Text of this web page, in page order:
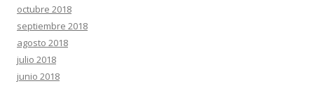
octubre 2018
septiembre 2018
agosto 2018
julio 2018
junio 2018